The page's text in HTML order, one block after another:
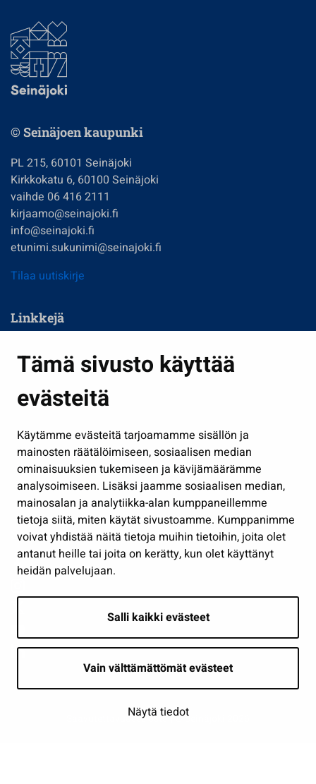
Tämä sivusto käyttää
evästeitä
Käytämme evästeitä tarjoamamme sisällön ja
mainosten räätälöimiseen, sosiaalisen median
ominaisuuksien tukemiseen ja kävijämäärämme
analysoimiseen. Lisäksi jaamme sosiaalisen median,
mainosalan ja analytiikka-alan kumppaneillemme
tietoja siitä, miten käytät sivustoamme. Kumppanimme
voivat yhdistää näitä tietoja muihin tietoihin, joita olet
antanut heille tai joita on kerätty, kun olet käyttänyt
heidän palvelujaan.
Salli kaikki evästeet
Vain välttämättömät evästeet
Näytä tiedot
© Seinäjoen kaupunki
PL 215, 60101 Seinäjoki
Kirkkokatu 6, 60100 Seinäjoki
vaihde 06 416 2111
kirjaamo@seinajoki.fi
info@seinajoki.fi
etunimi.sukunimi@seinajoki.fi
Tilaa uutiskirje
Linkkejä
Kasvatus ja opetus
Kulttuuri ja liikunta
Työ ja yrittäminen
Osallistu ja asioi
Näytä omat evästeasetukseni
Seuraa meitä
Saavutettavuusseloste | © Seinäjoki 2026